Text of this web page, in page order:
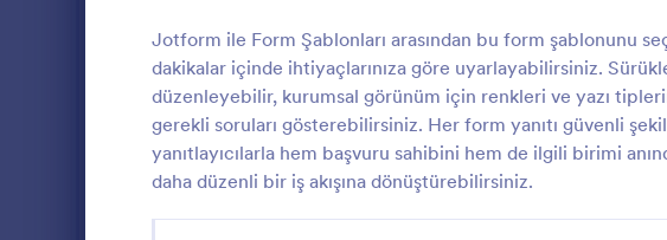
Jotform ile Form Şablonları arasından bu form şablonunu
dakikalar içinde ihtiyaçlarınıza göre uyarlayabilirsiniz.
düzenleyebilir, kurumsal görünüm için renkleri ve yazı
gerekli soruları gösterebilirsiniz. Her form yanıtı güvenli
yanıtlayıcılarla hem başvuru sahibini hem de ilgili birimi
daha düzenli bir iş akışına dönüştürebilirsiniz.
hizmet ekipleri için veri
hızlandıran bir form şablonu
Go to Category:
Talep Formları
Şablon Kullan
İmalat Formları 12
Pazarlama Formları 53
Fotoğrafçılık Formları 74
Kamu Yönetimi Formları 34
Emlak Formları 180